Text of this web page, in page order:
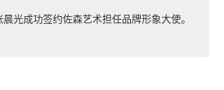
光成功签约佐森艺术担任品牌形象大使。